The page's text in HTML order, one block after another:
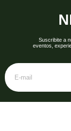
Suscribite a
eventos,